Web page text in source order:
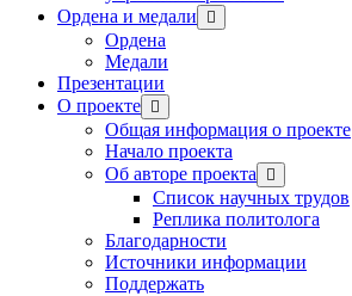
Ордена и медали
открыть
меню
Ордена
Медали
Презентации
О проекте открыть
меню
Общая информация о проекте
Начало проекта
Об авторе проекта
открыть
меню
Список научных трудов
Реплика политолога
Благодарности
Источники информации
Поддержать